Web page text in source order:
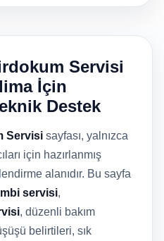
Servisi
İçin
Destek
Servisi sayfası, yalnızca
için hazırlanmış
alanıdır. Bu sayfa
servisi,
, düzenli bakım
belirtileri, sık